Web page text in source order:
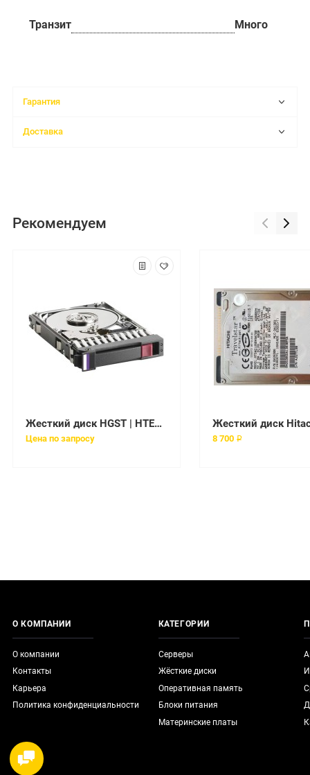
Транзит Много
Гарантия
Доставка
Рекомендуем
Жесткий диск HGST | HTE725050A7E630 | 500 Gb / HDD / SATAIII / 2.5" / 7200 rpm / 32 Mb
Цена по запросу 8 700 ₽
О КОМПАНИИ
О компании
Контакты
Карьера
Политика конфиденциальности
КАТЕГОРИИ
Серверы
Жёсткие диски
Оперативная память
Блоки питания
Материнские платы